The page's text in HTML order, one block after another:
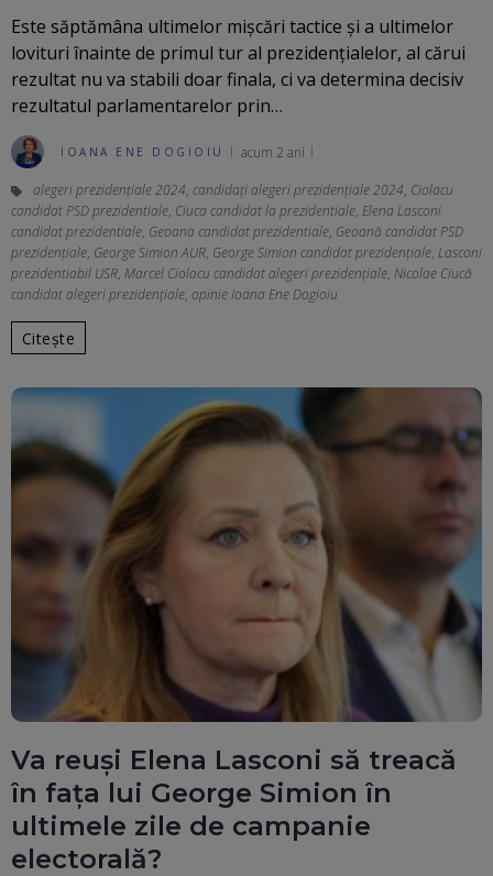
Este săptămâna ultimelor mișcări tactice și a ultimelor
lovituri înainte de primul tur al prezidențialelor, al cărui
rezultat nu va stabili doar finala, ci va determina decisiv
rezultatul parlamentarelor prin…
IOANA ENE DOGIOIU acum 2 ani
alegeri prezidenţiale 2024, candidați alegeri prezidențiale 2024, Ciolacu
candidat PSD prezidentiale, Ciuca candidat la prezidentiale, Elena Lasconi
candidat prezidentiale, Geoana candidat prezidentiale, Geoană candidat PSD
prezidenţiale, George Simion AUR, George Simion candidat prezidențiale, Lasconi
prezidentiabil USR, Marcel Ciolacu candidat alegeri prezidențiale, Nicolae Ciucă
candidat alegeri prezidențiale, opinie Ioana Ene Dogioiu
Citește
Va reuși Elena Lasconi să treacă
în fața lui George Simion în
ultimele zile de campanie
electorală?